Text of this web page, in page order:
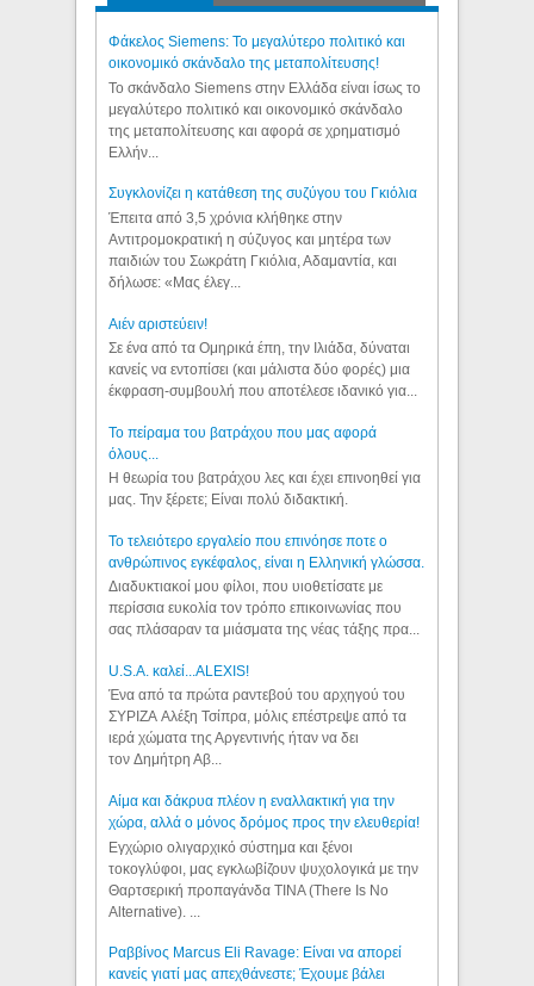
Φάκελος Siemens: Το μεγαλύτερο πολιτικό και
οικονομικό σκάνδαλο της μεταπολίτευσης!
Το σκάνδαλο Siemens στην Ελλάδα είναι ίσως το
μεγαλύτερο πολιτικό και οικονομικό σκάνδαλο
της μεταπολίτευσης και αφορά σε χρηματισμό
Ελλήν...
Συγκλονίζει η κατάθεση της συζύγου του Γκιόλια
Έπειτα από 3,5 χρόνια κλήθηκε στην
Αντιτρομοκρατική η σύζυγος και μητέρα των
παιδιών του Σωκράτη Γκιόλια, Αδαμαντία, και
δήλωσε: «Μας έλεγ...
Aιέν αριστεύειν!
Σε ένα από τα Ομηρικά έπη, την Ιλιάδα, δύναται
κανείς να εντοπίσει (και μάλιστα δύο φορές) μια
έκφραση-συμβουλή που αποτέλεσε ιδανικό για...
Το πείραμα του βατράχου που μας αφορά
όλους...
Η θεωρία του βατράχου λες και έχει επινοηθεί για
μας. Την ξέρετε; Είναι πολύ διδακτική.
Το τελειότερο εργαλείο που επινόησε ποτε ο
ανθρώπινος εγκέφαλος, είναι η Ελληνική γλώσσα.
Διαδυκτιακοί μου φίλοι, που υιοθετίσατε με
περίσσια ευκολία τον τρόπο επικοινωνίας που
σας πλάσαραν τα μιάσματα της νέας τάξης πρα...
U.S.A. καλεί...ALEXIS!
Ένα από τα πρώτα ραντεβού του αρχηγού του
ΣΥΡΙΖΑ Αλέξη Τσίπρα, μόλις επέστρεψε από τα
ιερά χώματα της Αργεντινής ήταν να δει
τον Δημήτρη Αβ...
Αίμα και δάκρυα πλέον η εναλλακτική για την
χώρα, αλλά ο μόνος δρόμος προς την ελευθερία!
Εγχώριο ολιγαρχικό σύστημα και ξένοι
τοκογλύφοι, μας εγκλωβίζουν ψυχολογικά με την
Θαρτσερική προπαγάνδα TINA (There Is No
Alternative). ...
Ραββίνος Marcus Eli Ravage: Είναι να απορεί
κανείς γιατί μας απεχθάνεστε; Έχουμε βάλει